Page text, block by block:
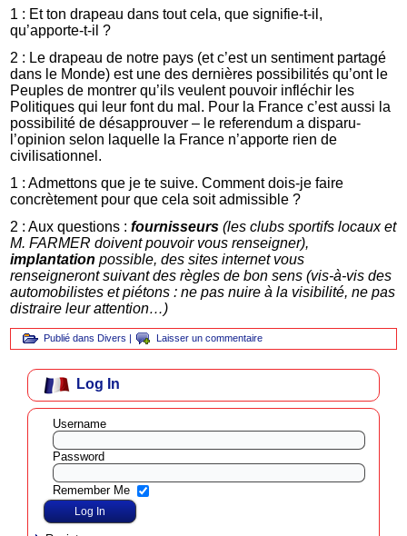
1 : Et ton drapeau dans tout cela, que signifie-t-il,
qu’apporte-t-il ?
2 : Le drapeau de notre pays (et c’est un sentiment partagé
dans le Monde) est une des dernières possibilités qu’ont le
Peuples de montrer qu’ils veulent pouvoir infléchir les
Politiques qui leur font du mal. Pour la France c’est aussi la
possibilité de désapprouver – le referendum a disparu-
l’opinion selon laquelle la France n’apporte rien de
civilisationnel.
1 : Admettons que je te suive. Comment dois-je faire
concrètement pour que cela soit admissible ?
2 : Aux questions :fournisseurs (les clubs sportifs locaux et
M. FARMER doivent pouvoir vous renseigner),
implantation possible, des sites internet vous
renseigneront suivant des règles de bon sens (vis-à-vis des
automobilistes et piétons : ne pas nuire à la visibilité, ne pas
distraire leur attention…)
Publié dans Divers | Laisser un commentaire
Log In
Username
Password
Remember Me